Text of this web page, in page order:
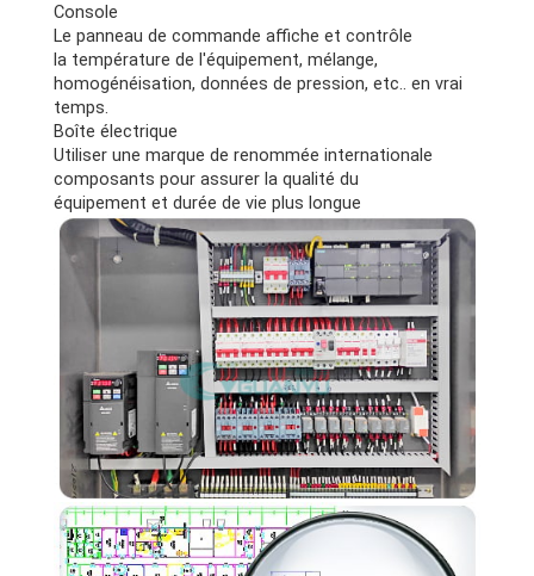
Console
Le panneau de commande affiche et contrôle
la température de l'équipement, mélange,
homogénéisation, données de pression, etc.. en vrai
temps.
Boîte électrique
Utiliser une marque de renommée internationale
composants pour assurer la qualité du
équipement et durée de vie plus longue